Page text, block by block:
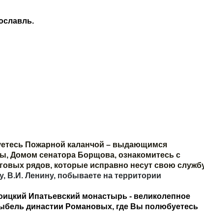
Пожарной каланчой – выдающимся
Домом сенатора Борщова, ознакомитесь с
рядов, которые исправно несут свою
В.И. Ленину, побываете на территории
Ипатьевский монастырь - великолепное
династии Романовых, где Вы полюбуетесь